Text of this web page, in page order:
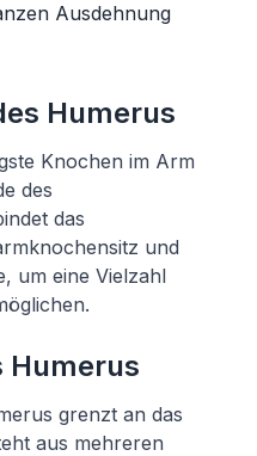
Ausdehnung
Humerus
Knochen im Arm
des
das
und
um eine Vielzahl
Humerus
grenzt an das
aus mehreren